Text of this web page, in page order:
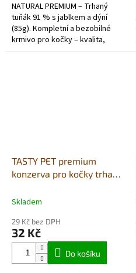
NATURAL PREMIUM – Trhaný
tuňák 91 % s jablkem a dýní
(85g). Kompletní a bezobilné
krmivo pro kočky – kvalita,
kterou si zamilují. Bohatá na
TASTY PET premium
konzerva pro kočky trhané
vařené v páře, gr.free 85g
Skladem
29 Kč bez DPH
32 Kč
Do košíku